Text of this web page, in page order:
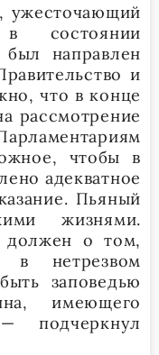
ужесточающий
состоянии
был направлен
и
что в конце
рассмотрение
чтобы в
адекватное
Пьяный
жизнями.
должен о том,
нетрезвом
заповедью
имеющего
подчеркнул